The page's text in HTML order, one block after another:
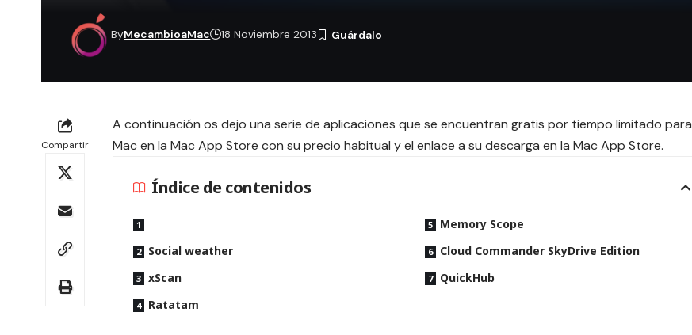
ByMecambioaMac 18 Noviembre 2013
Compartir
A continuación os dejo una serie de aplicaciones que se encuentran gratis por tiempo limitado para
Mac en la Mac App Store con su precio habitual y el enlace a su descarga en la Mac App Store.
Índice de contenidos
Social weather
xScan
Ratatam
Memory Scope
Cloud Commander SkyDrive Edition
QuickHub